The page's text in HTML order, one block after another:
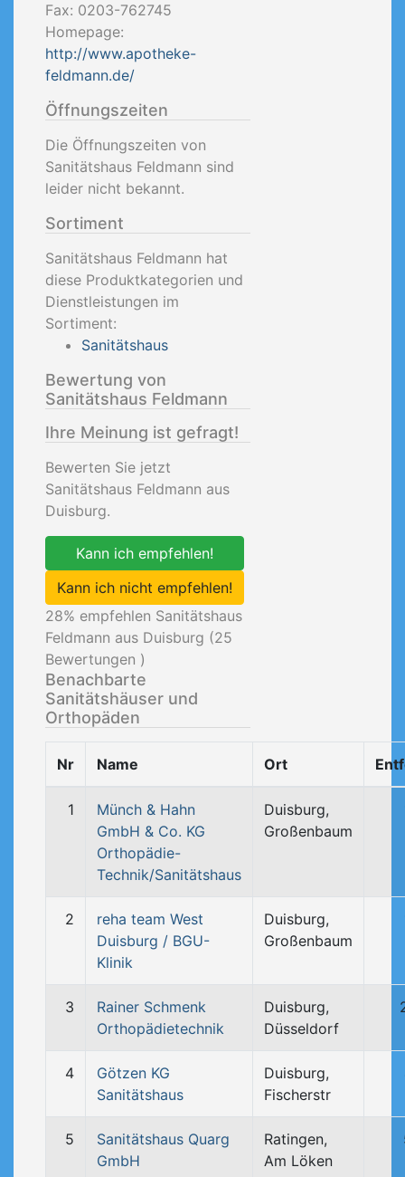
Fax: 0203-762745
Homepage:
http://www.apotheke-
feldmann.de/
Öffnungszeiten
Die Öffnungszeiten von
Sanitätshaus Feldmann sind
leider nicht bekannt.
Sortiment
Sanitätshaus Feldmann hat
diese Produktkategorien und
Dienstleistungen im
Sortiment:
Sanitätshaus
Bewertung von
Sanitätshaus Feldmann
Ihre Meinung ist gefragt!
Bewerten Sie jetzt
Sanitätshaus Feldmann aus
Duisburg.
Kann ich empfehlen!
Kann ich nicht empfehlen!
28% empfehlen Sanitätshaus
Feldmann aus Duisburg (25
Bewertungen )
Benachbarte
Sanitätshäuser und
Orthopäden
Nr Name Ort
1
Münch & Hahn
GmbH & Co. KG
Orthopädie-
Technik/Sanitätshaus
Duisburg,
Großenbaum
2
reha team West
Duisburg / BGU-
Klinik
Duisburg,
Großenbaum
3
Rainer Schmenk
Orthopädietechnik
Duisburg,
Düsseldorf
4
Götzen KG
Sanitätshaus
Duisburg,
Fischerstr
5
Sanitätshaus Quarg
GmbH
Ratingen,
Am Löken